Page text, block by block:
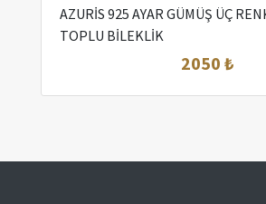
AZURİS 925 AYAR GÜMÜŞ ÜÇ
TOPLU BİLEKLİK
2050 ₺